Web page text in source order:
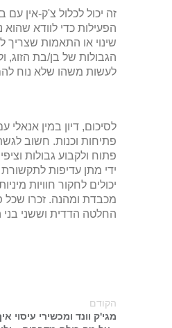
זה יכול לכלול צ'ק-אין עם
הפעילות כדי לוודא שהוא
שינוי או התאמות שצריך
הגבולות של בן/בת הזוג,
לעשות משהו שלא נוח
לסיכום, דיון במין אנאלי
פתיחות וכנות. חשוב
פתוח ולקבוע גבולות
ידי מתן עדיפות
יכולים לחקור חוויות
מכבדת ומהנה. זכרו שכל
החלטה הדדית וששני בני
הקודם
מגי'ק וונד ומכשירי עיסוי